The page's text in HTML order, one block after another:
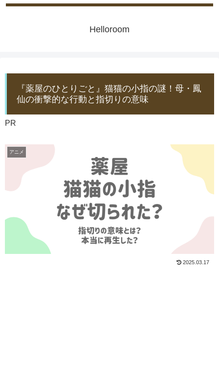
Helloroom
『薬屋のひとりごと』猫猫の小指の謎！母・鳳
仙の衝撃的な行動と指切りの意味
PR
アニメ
2025.03.17